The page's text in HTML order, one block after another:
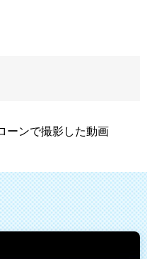
ーンで撮影した動画